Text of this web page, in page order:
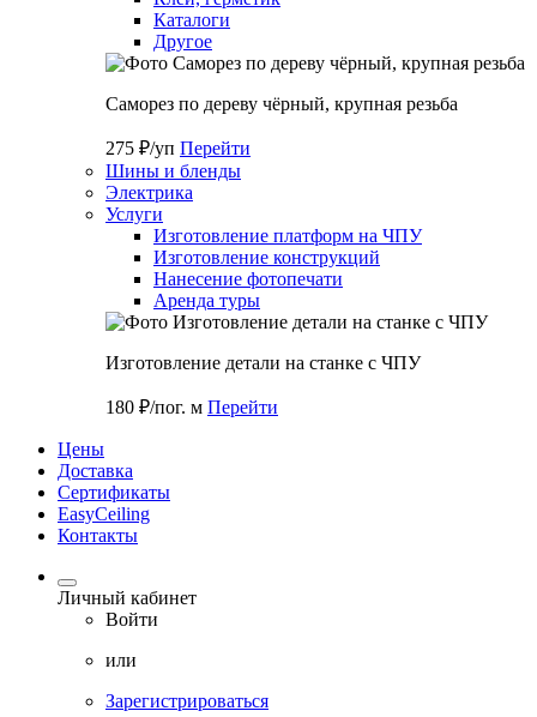
Каталоги
Другое
Саморез по дереву чёрный, крупная резьба
275 ₽/уп Перейти
Шины и бленды
Электрика
Услуги
Изготовление платформ на ЧПУ
Изготовление конструкций
Нанесение фотопечати
Аренда туры
Изготовление детали на станке с ЧПУ
180 ₽/пог. м Перейти
Цены
Доставка
Cертификаты
EasyCeiling
Контакты
Личный кабинет
Войти
или
Зарегистрироваться